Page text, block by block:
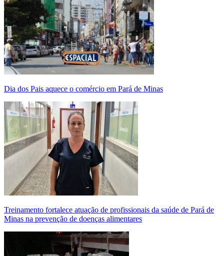
Dia dos Pais aquece o comércio em Pará de Minas
Treinamento fortalece atuação de profissionais da saúde de Pará de
Minas na prevenção de doenças alimentares